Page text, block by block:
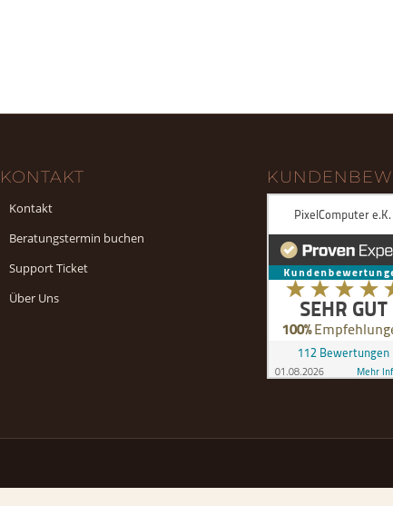
KONTAKT
Kontakt
Beratungstermin buchen
Support Ticket
Über Uns